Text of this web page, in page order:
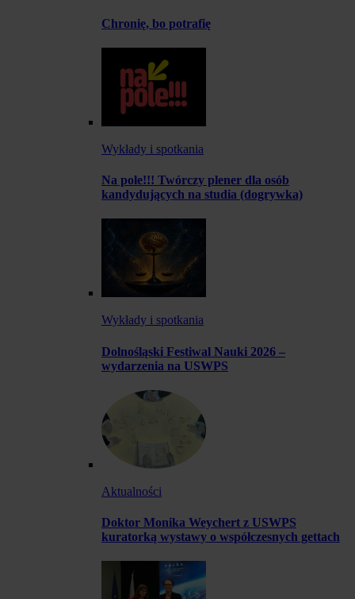
Chronię, bo potrafię
Wykłady i spotkania
Na pole!!! Twórczy plener dla osób
kandydujących na studia (dogrywka)
Wykłady i spotkania
Dolnośląski Festiwal Nauki 2026 –
wydarzenia na USWPS
Aktualności
Doktor Monika Weychert z USWPS
kuratorką wystawy o współczesnych gettach